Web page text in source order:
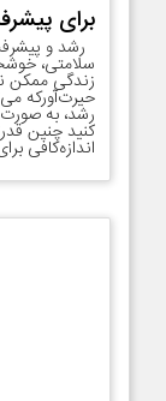
برای
رشد و
سلامتی،
زندگی ممکن
حیرت‌آورکه
رشد، به صورت
کنید چنین
اندازه‌کافی